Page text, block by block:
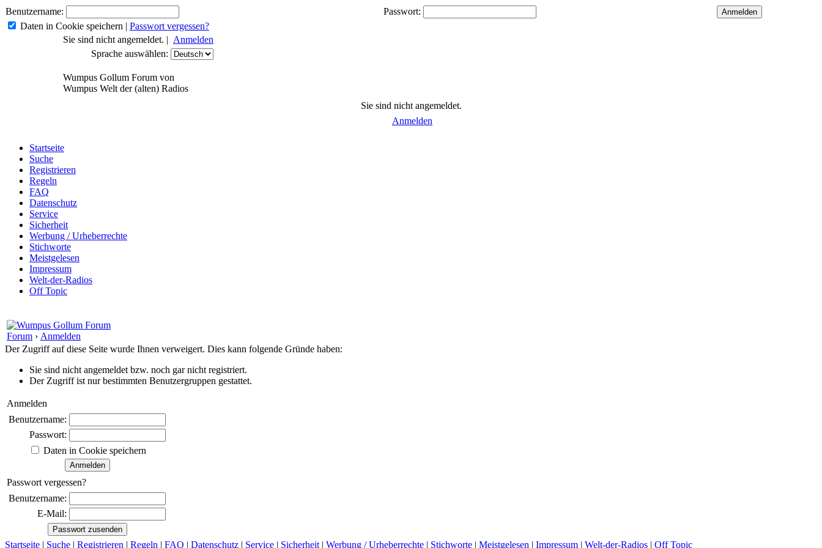
Benutzername:
Passwort:
Daten in Cookie speichern | Passwort vergessen?
Sie sind nicht angemeldet. | Anmelden
Sprache auswählen:
Wumpus Gollum Forum von
Wumpus Welt der (alten) Radios
Sie sind nicht angemeldet.
Anmelden
Startseite
Suche
Registrieren
Regeln
FAQ
Datenschutz
Service
Sicherheit
Werbung / Urheberrechte
Stichworte
Meistgelesen
Impressum
Welt-der-Radios
Off Topic
Forum › Anmelden
Der Zugriff auf diese Seite wurde Ihnen verweigert. Dies kann folgende Gründe haben:
Sie sind nicht angemeldet bzw. noch gar nicht registriert.
Der Zugriff ist nur bestimmten Benutzergruppen gestattet.
Anmelden
Benutzername:
Passwort:
Daten in Cookie speichern
Passwort vergessen?
Benutzername:
E-Mail:
Startseite | Suche | Registrieren | Regeln | FAQ | Datenschutz | Service | Sicherheit | Werbung / Urheberrechte | Stichworte | Meistgelesen | Impressum | Welt-der-Radios | Off Topic